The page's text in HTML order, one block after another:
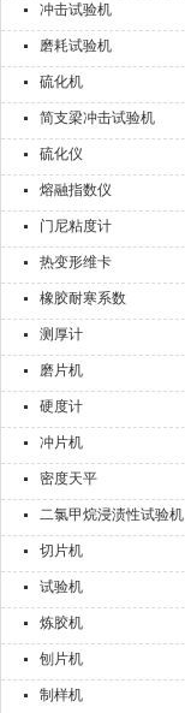
冲击试验机
磨耗试验机
硫化机
简支梁冲击试验机
硫化仪
熔融指数仪
门尼粘度计
热变形维卡
橡胶耐寒系数
测厚计
磨片机
硬度计
冲片机
密度天平
二氯甲烷浸渍性试验机
切片机
试验机
炼胶机
刨片机
制样机